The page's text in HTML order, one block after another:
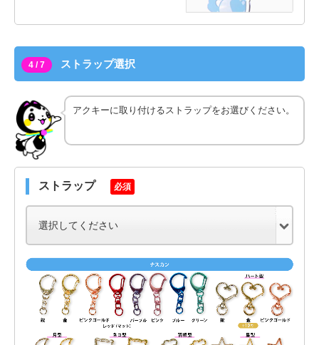
4 / 7 ストラップ選択
アクキーに取り付けるストラップをお選びください。
ストラップ 必須